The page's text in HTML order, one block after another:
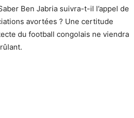
Ben Jabria suivra-t-il l’appel de
avortées ? Une certitude
du football congolais ne viendra